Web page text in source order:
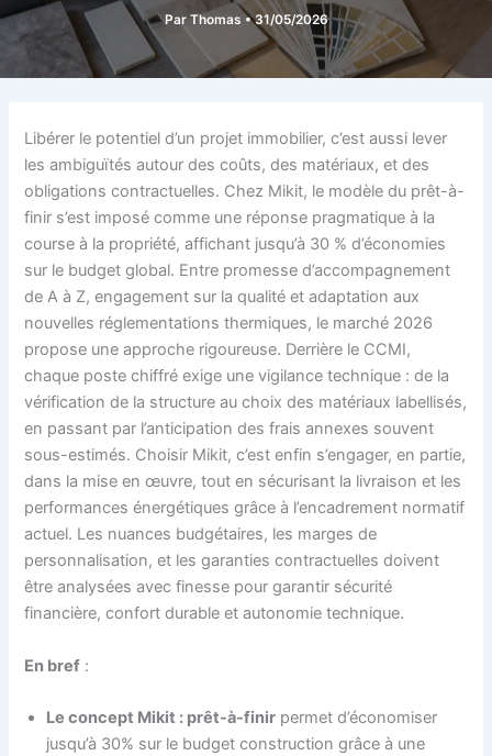
Par Thomas •31/05/2026
Libérer le potentiel d’un projet immobilier, c’est aussi lever
les ambiguïtés autour des coûts, des matériaux, et des
obligations contractuelles. Chez Mikit, le modèle du prêt-à-
finir s’est imposé comme une réponse pragmatique à la
course à la propriété, affichant jusqu’à 30 % d’économies
sur le budget global. Entre promesse d’accompagnement
de A à Z, engagement sur la qualité et adaptation aux
nouvelles réglementations thermiques, le marché 2026
propose une approche rigoureuse. Derrière le CCMI,
chaque poste chiffré exige une vigilance technique : de la
vérification de la structure au choix des matériaux labellisés,
en passant par l’anticipation des frais annexes souvent
sous-estimés. Choisir Mikit, c’est enfin s’engager, en partie,
dans la mise en œuvre, tout en sécurisant la livraison et les
performances énergétiques grâce à l’encadrement normatif
actuel. Les nuances budgétaires, les marges de
personnalisation, et les garanties contractuelles doivent
être analysées avec finesse pour garantir sécurité
financière, confort durable et autonomie technique.
En bref :
Le concept Mikit : prêt-à-finir permet d’économiser
jusqu’à 30% sur le budget construction grâce à une